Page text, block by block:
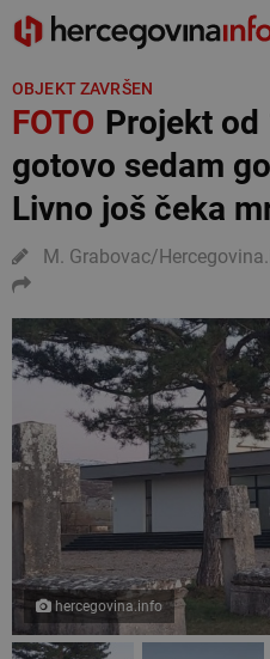
OBJEKT ZAVRŠEN
FOTOProjekt od
gotovo sedam
Livno još čeka
M. Grabovac/
hercegovina.info